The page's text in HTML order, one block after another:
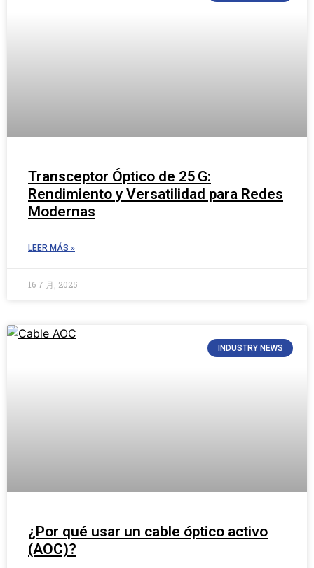
Transceptor Óptico de 25 G:
Rendimiento y Versatilidad para Redes
Modernas
LEER MÁS »
16 7 月, 2025
INDUSTRY NEWS
¿Por qué usar un cable óptico activo
(AOC)?